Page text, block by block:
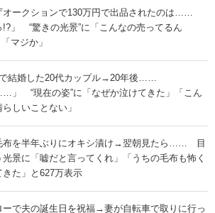
オークションで130万円で出品されたのは……
!?」 “驚きの光景”に「こんなの売ってるん
マジか」
結婚した20代カップル→20年後……
」 “現在の姿”に「なぜか泣けてきた」「こん
しいことない」
布を半年ぶりにオキシ漬け→翌朝見たら…… 目
光景に「嘘だと言ってくれ」「うちの毛布も怖く
きた」と627万表示
ーで夫の誕生日を祝福→妻が自転車で取りに行っ